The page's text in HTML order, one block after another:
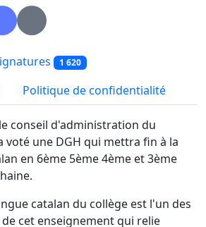
1 620
Politique de confidentialité
le conseil d'administration du
voté une DGH qui mettra fin à la
en 6ème 5ème 4ème et 3ème
catalan du collège est l'un des
cet enseignement qui relie